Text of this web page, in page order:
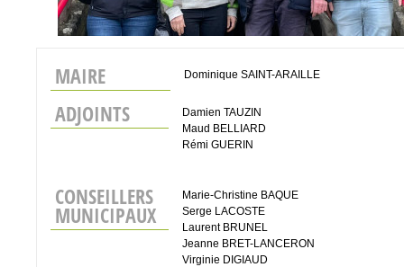
MAIRE Dominique SAINT-ARAILLE
ADJOINTS
Damien TAUZIN
Maud BELLIARD
Rémi GUERIN
CONSEILLERS
MUNICIPAUX
Marie-Christine BAQUE
Serge LACOSTE
Laurent BRUNEL
Jeanne BRET-LANCERON
Virginie DIGIAUD